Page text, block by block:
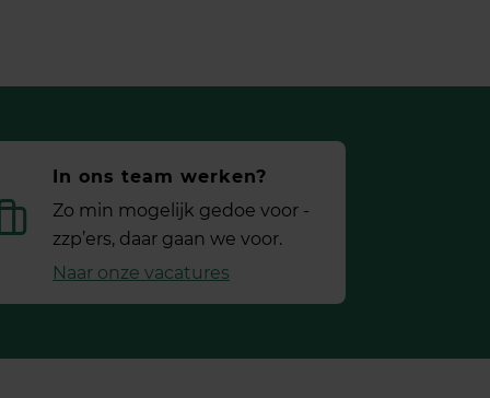
In ons team werken?
Zo min mogelijk gedoe voor ­
zzp’ers, daar gaan we voor.
Naar onze vacatures